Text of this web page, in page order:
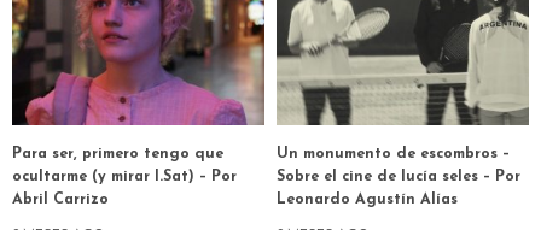
Para ser, primero tengo que
ocultarme (y mirar I.Sat) – Por
Abril Carrizo
Un monumento de escombros –
Sobre el cine de lucía seles – Por
Leonardo Agustín Alías